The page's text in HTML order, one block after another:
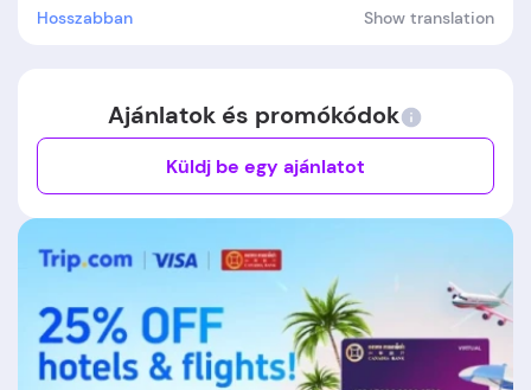
megtalálni a megfelelő programot bármely
Hosszabban Show translation
Ajánlatok és promókódok
Küldj be egy ajánlatot